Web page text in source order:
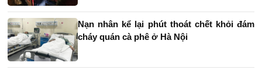
Nạn nhân kể lại phút thoát chết khỏi đám
cháy quán cà phê ở Hà Nội